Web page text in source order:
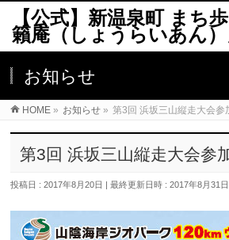
【公式】新温泉町 まち
籟庵（しょうらいあん）
お知らせ
HOME » お知らせ » 第3回 浜坂三山縦走大会参
第3回 浜坂三山縦走大会参
投稿日 : 2017年8月20日 最終更新日時 : 2017年8月31日